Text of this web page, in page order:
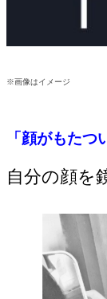
※画像はイメージ
「顔がもたつ
自分の顔を